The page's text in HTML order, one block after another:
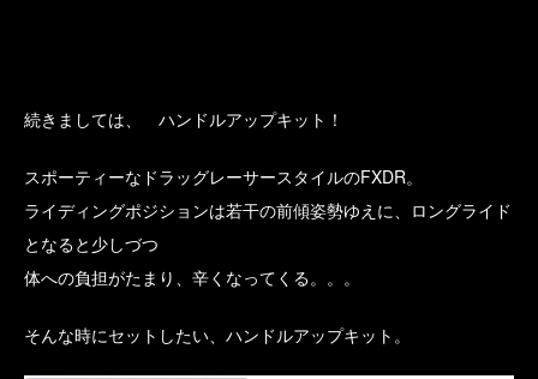
続きましては、 ハンドルアップキット！
スポーティーなドラッグレーサースタイルのFXDR。
ライディングポジションは若干の前傾姿勢ゆえに、ロングライド
となると少しづつ
体への負担がたまり、辛くなってくる。。。
そんな時にセットしたい、ハンドルアップキット。